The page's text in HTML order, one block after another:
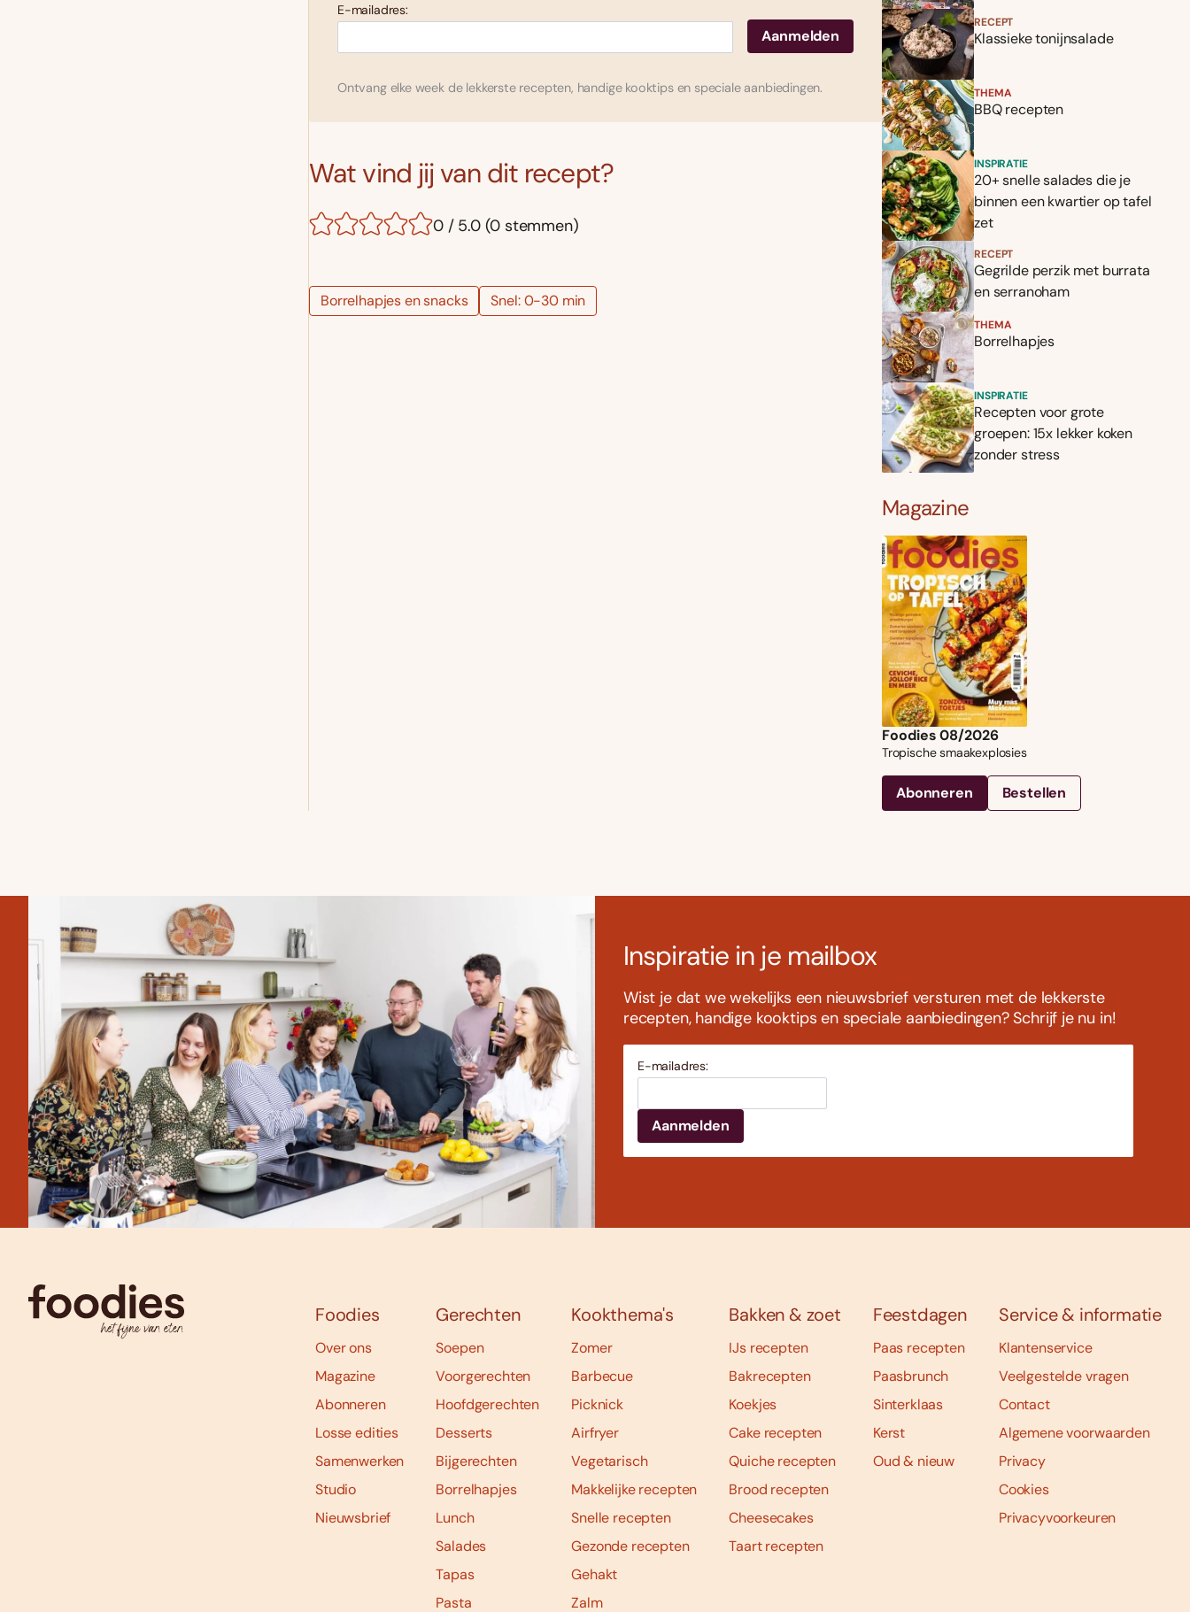
E-mailadres:
Ontvang elke week de lekkerste recepten, handige kooktips en speciale aanbiedingen.
Wat vind jij van dit recept?
0 / 5.0 (0 stemmen)
Borrelhapjes en snacks Snel: 0-30 min
RECEPT
Klassieke tonijnsalade
THEMA
BBQ recepten
INSPIRATIE
20+ snelle salades die je
binnen een kwartier op tafel
zet
RECEPT
Gegrilde perzik met burrata
en serranoham
THEMA
Borrelhapjes
INSPIRATIE
Recepten voor grote
groepen: 15x lekker koken
zonder stress
Magazine
Foodies 08/2026
Tropische smaakexplosies
Abonneren Bestellen
Inspiratie in je mailbox
Wist je dat we wekelijks een nieuwsbrief versturen met de lekkerste
recepten, handige kooktips en speciale aanbiedingen? Schrijf je nu in!
E-mailadres:
Foodies
Over ons
Magazine
Abonneren
Losse edities
Samenwerken
Studio
Nieuwsbrief
Gerechten
Soepen
Voorgerechten
Hoofdgerechten
Desserts
Bijgerechten
Borrelhapjes
Lunch
Salades
Tapas
Pasta
Kookthema's
Zomer
Barbecue
Picknick
Airfryer
Vegetarisch
Makkelijke recepten
Snelle recepten
Gezonde recepten
Gehakt
Zalm
Bakken & zoet
IJs recepten
Bakrecepten
Koekjes
Cake recepten
Quiche recepten
Brood recepten
Cheesecakes
Taart recepten
Feestdagen
Paas recepten
Paasbrunch
Sinterklaas
Kerst
Oud & nieuw
Service & informatie
Klantenservice
Veelgestelde vragen
Contact
Algemene voorwaarden
Privacy
Cookies
Privacyvoorkeuren